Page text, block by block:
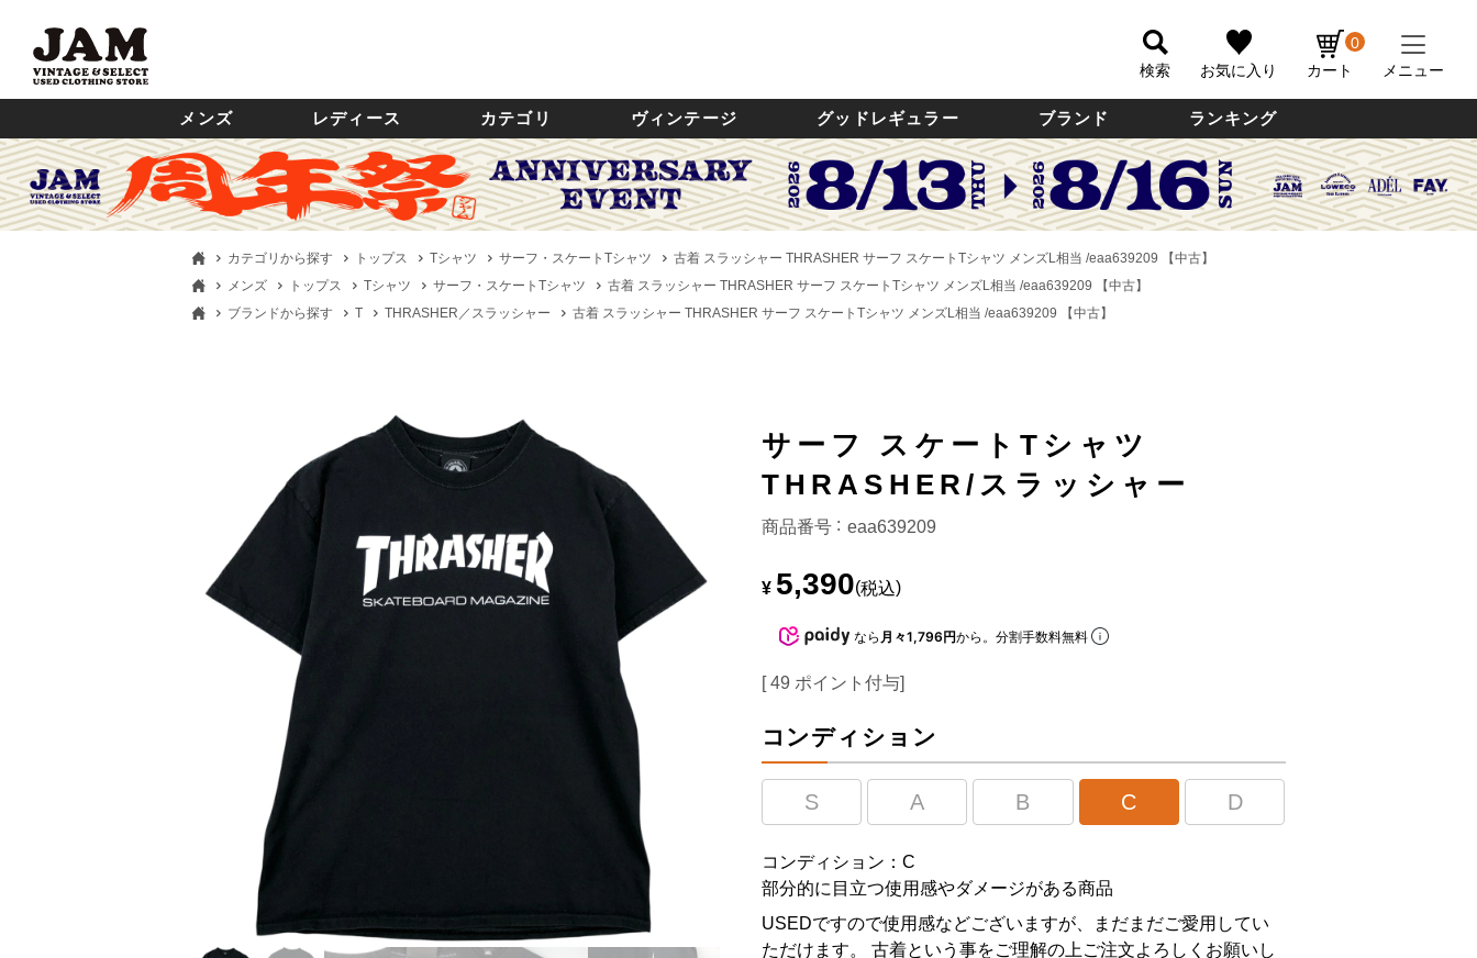
検索 お気に入り カート
0
メニュー
メンズ レディース カテゴリ ヴィンテージ グッドレギュラー ブランド ランキング
カテゴリから探す トップス Tシャツ サーフ・スケートTシャツ
古着 スラッシャー THRASHER サーフ スケートTシャツ メンズL相当 /eaa639209 【中古】
メンズ
トップス Tシャツ サーフ・スケートTシャツ
古着 スラッシャー THRASHER サーフ スケートTシャツ メンズL相当 /eaa639209 【中古】
ブランドから探す
T THRASHER／スラッシャー 古着 スラッシャー THRASHER サーフ スケートTシャツ メンズL相当 /eaa639209 【中古】
サーフ スケートTシャツ
THRASHER/スラッシャー
商品番号 eaa639209
¥ 5,390 税込
なら 月々1,796円から。分割手数料無料
[ 49 ポイント付与]
コンディション
S A B C D
コンディション：C
部分的に目立つ使用感やダメージがある商品
USEDですので使用感などございますが、まだまだご愛用してい
ただけます。 古着という事をご理解の上ご注文よろしくお願いし